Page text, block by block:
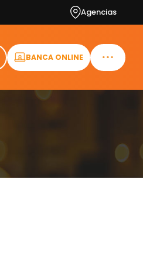
Agencias
BANCA ONLINE